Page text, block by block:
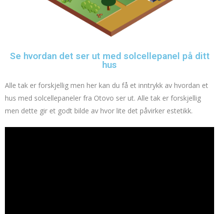
Se hvordan det ser ut med solcellepanel på ditt
hus
Alle tak er forskjellig men her kan du få et inntrykk av hvordan et
hus med solcellepaneler fra Otovo ser ut. Alle tak er forskjellig
men dette gir et godt bilde av hvor lite det påvirker estetikk.